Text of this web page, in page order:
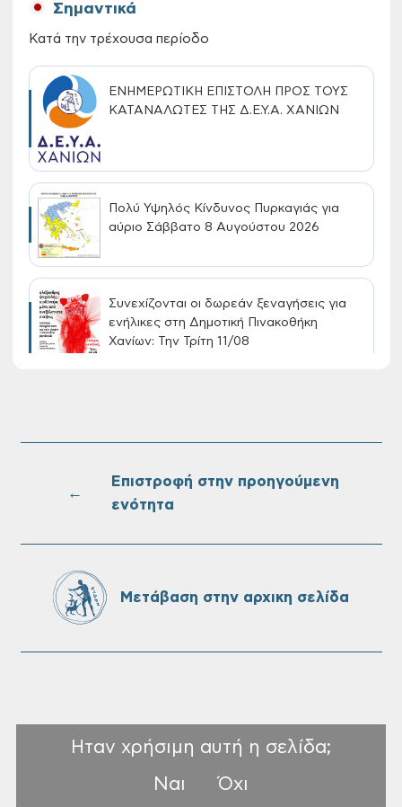
Σημαντικά
Κατά την τρέχουσα περίοδο
ΕΝΗΜΕΡΩΤΙΚΗ ΕΠΙΣΤΟΛΗ ΠΡΟΣ ΤΟΥΣ
ΚΑΤΑΝΑΛΩΤΕΣ ΤΗΣ Δ.Ε.Υ.Α. ΧΑΝΙΩΝ
Πολύ Υψηλός Κίνδυνος Πυρκαγιάς για
αύριο Σάββατο 8 Αυγούστου 2026
Συνεχίζονται οι δωρεάν ξεναγήσεις για
ενήλικες στη Δημοτική Πινακοθήκη
Χανίων: Την Τρίτη 11/08
Τακτική συνεδρίαση Δημοτικής Επιτροπής
←
Επιστροφή στην προηγούμενη
ενότητα
Μετάβαση στην αρχικη σελίδα
Ηταν χρήσιμη αυτή η σελίδα;
Ναι
Όχι